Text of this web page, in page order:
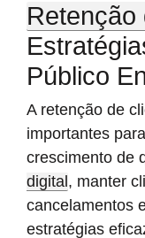
Retenção
Público
A retenção de
importantes
crescimento de
digital, manter
cancelamentos
estratégias